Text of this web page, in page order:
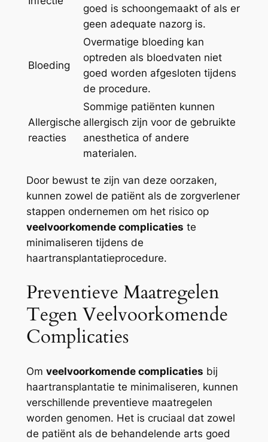
goed is schoongemaakt of als er
geen adequate nazorg is.
Bloeding
Overmatige bloeding kan
optreden als bloedvaten niet
goed worden afgesloten tijdens
de procedure.
Allergische
reacties
Sommige patiënten kunnen
allergisch zijn voor de gebruikte
anesthetica of andere
materialen.
Door bewust te zijn van deze oorzaken,
kunnen zowel de patiënt als de zorgverlener
stappen ondernemen om het risico op
veelvoorkomende complicaties te
minimaliseren tijdens de
haartransplantatieprocedure.
Preventieve Maatregelen
Tegen Veelvoorkomende
Complicaties
Om veelvoorkomende complicaties bij
haartransplantatie te minimaliseren, kunnen
verschillende preventieve maatregelen
worden genomen. Het is cruciaal dat zowel
de patiënt als de behandelende arts goed